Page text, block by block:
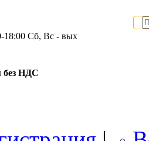
18:00 Сб, Вс - вых
без НДС